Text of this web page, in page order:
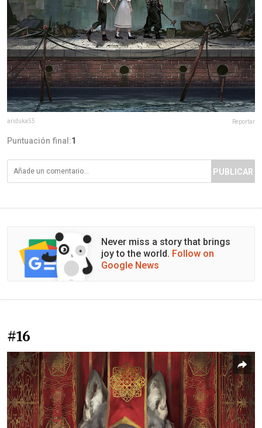
ariduka55 Reportar
Puntuación final:1
PUBLICAR
Never miss a story that brings
joy to the world. Follow on
Google News
#16